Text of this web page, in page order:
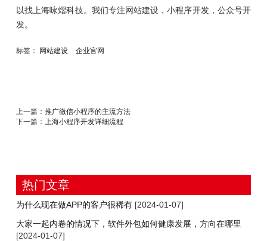
以找上海咏熠科技。我们专注网站建设，小程序开发，公众号开
发。
标签： 网站建设 企业官网
上一篇： 推广微信小程序的主流方法
下一篇：
上海小程序开发详细流程
热门文章
为什么现在做APP的客户很稀有 [2024-01-07]
大家一起内卷的情况下，软件外包如何健康发展，方向在哪里
[2024-01-07]